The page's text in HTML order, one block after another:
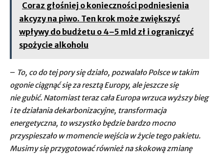
Coraz głośniej o konieczności podniesienia
akcyzy na piwo. Ten krok może zwiększyć
wpływy do budżetu o 4–5 mld zł i ograniczyć
spożycie alkoholu
– To, co do tej pory się działo, pozwalało Polsce w takim
ogonie ciągnąć się za resztą Europy, ale jeszcze się
nie gubić. Natomiast teraz cała Europa wrzuca wyższy bieg
i te działania dekarbonizacyjne, transformacja
energetyczna, to wszystko będzie bardzo mocno
przyspieszało w momencie wejścia w życie tego pakietu.
Musimy się przygotować również na skokową zmianę